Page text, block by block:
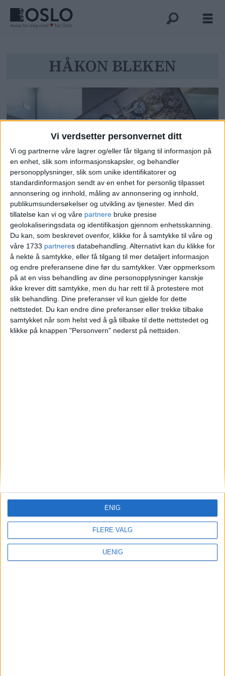
Vi verdsetter personvernet ditt
Vi og partnerne våre lagrer og/eller får tilgang til informasjon på
en enhet, slik som informasjonskapsler, og behandler
personopplysninger, slik som unike identifikatorer og
standardinformasjon sendt av en enhet for personlig tilpasset
annonsering og innhold, måling av annonsering og innhold,
publikumsundersøkelser og utvikling av tjenester. Med din
tillatelse kan vi og våre partnere bruke presise
geolokaliseringsdata og identifikasjon gjennom enhetsskanning.
Du kan, som beskrevet ovenfor, klikke for å samtykke til våre og
våre 1733 partneres databehandling. Alternativt kan du klikke for
å nekte å samtykke, eller få tilgang til mer detaljert informasjon
og endre preferansene dine før du samtykker. Vær oppmerksom
på at en viss behandling av dine personopplysninger kanskje
ikke krever ditt samtykke, men du har rett til å protestere mot
slik behandling. Dine preferanser vil kun gjelde for dette
nettstedet. Du kan endre dine preferanser eller trekke tilbake
samtykket når som helst ved å gå tilbake til dette nettstedet og
klikke på knappen "Personvern" nederst på nettsiden.
FLERE VALG
UENIG
ENIG
håkon
bleken
HÅKON BLEKEN
Se kunsten i det nye
regjeringskvartalet: – Heldigvis
bred enighet om kunstens plass i
maktens korridorer
redaktor@vartoslo.no,tlf: 93 25 68 32
TIPS OSS
tips@vartoslo.no
ABONNEMENT